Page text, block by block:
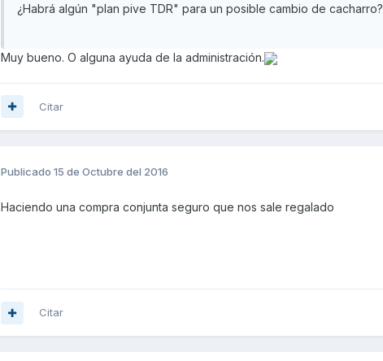
¿Habrá algún "plan pive TDR" para un posible cambio de cacharro?
Muy bueno. O alguna ayuda de la administración.
Citar
Publicado 15 de Octubre del 2016
Haciendo una compra conjunta seguro que nos sale regalado
Citar